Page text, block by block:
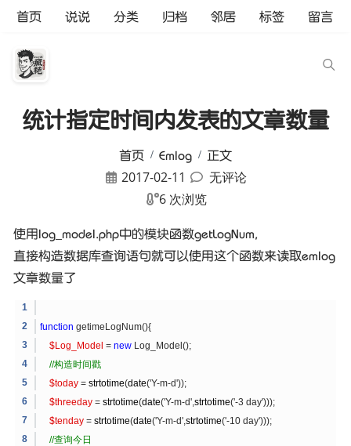
首页 说说 分类 归档 邻居 标签 留言
统计指定时间内发表的文章数量
首页 Emlog 正文
2017-02-11
无评论
6 次浏览
使用log_model.php中的模块函数getLogNum,
直接构造数据库查询语句就可以使用这个函数来读取emlog
文章数量了
function getimeLogNum(){
$Log_Model =new Log_Model();
//构造时间戳
$today =strtotime(date('Y-m-d'));
$threeday =strtotime(date('Y-m-d',strtotime('-3 day')));
$tenday =strtotime(date('Y-m-d',strtotime('-10 day')));
//查询今日